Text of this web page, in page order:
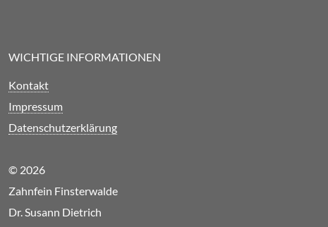
WICHTIGE INFORMATIONEN
Kontakt
Impressum
Datenschutzerklärung
© 2026
Zahnfein Finsterwalde
Dr. Susann Dietrich